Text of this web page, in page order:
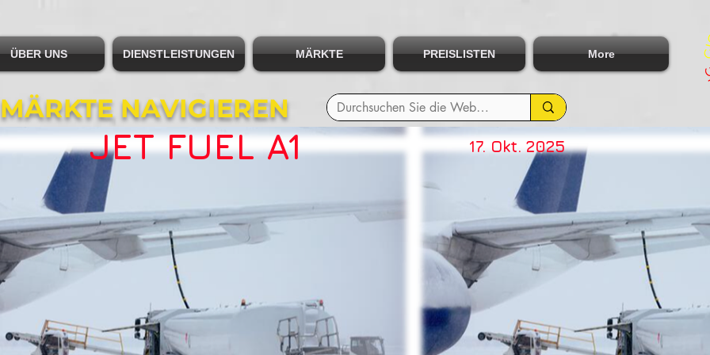
NAVIGIEREN
ÜBER UNS DIENSTLEISTUNGEN MÄRKTE PREISLISTEN More
17. Okt. 2025
JET FUEL A1